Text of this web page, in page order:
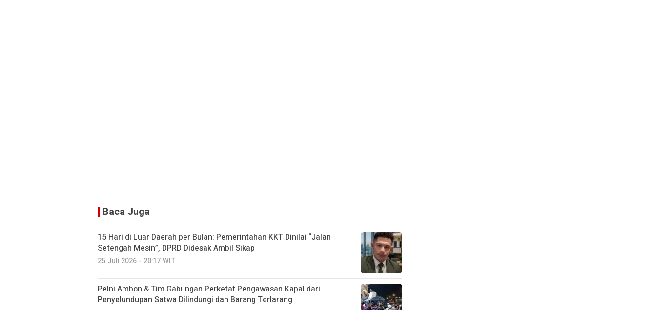
Baca Juga
15 Hari di Luar Daerah per Bulan: Pemerintahan KKT Dinilai “Jalan
Setengah Mesin”, DPRD Didesak Ambil Sikap
25 Juli 2026 - 20:17 WIT
Pelni Ambon & Tim Gabungan Perketat Pengawasan Kapal dari
Penyelundupan Satwa Dilindungi dan Barang Terlarang